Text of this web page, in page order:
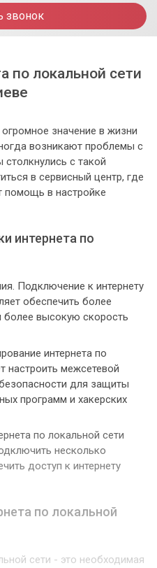
звонок
по локальной сети
значение в жизни
возникают проблемы с
с такой
в сервисный центр, где
помощь в настройке
интернета по
Подключение к интернету
обеспечить более
более высокую скорость
интернета по
настроить межсетевой
для защиты
программ и хакерских
по локальной сети
несколько
доступ к интернету
по локальной
сети - это необходимая